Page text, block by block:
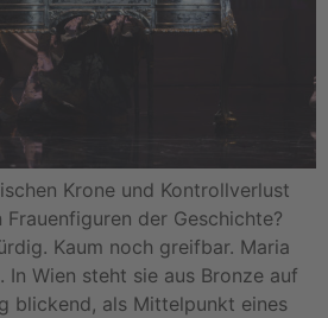
Krone und Kontrollverlust
der Geschichte?
Kaum noch greifbar. Maria
In Wien steht sie aus Bronze auf
blickend, als Mittelpunkt eines